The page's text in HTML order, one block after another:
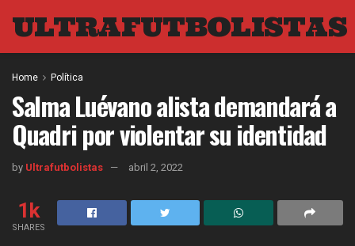
ULTRAFUTBOLISTAS
Home Política
Salma Luévano alista demandará a
Quadri por violentar su identidad
by Ultrafutbolistas abril 2, 2022
1k
SHARES